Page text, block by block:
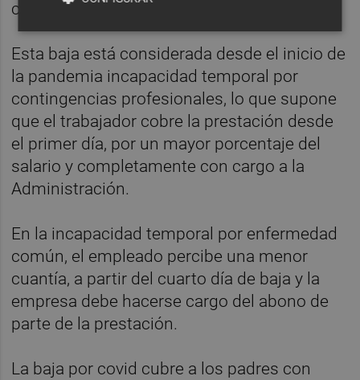
como cuarentenas.
Esta baja está considerada desde el inicio de
la pandemia incapacidad temporal por
contingencias profesionales, lo que supone
que el trabajador cobre la prestación desde
el primer día, por un mayor porcentaje del
salario y completamente con cargo a la
Administración.
En la incapacidad temporal por enfermedad
común, el empleado percibe una menor
cuantía, a partir del cuarto día de baja y la
empresa debe hacerse cargo del abono de
parte de la prestación.
La baja por covid cubre a los padres con